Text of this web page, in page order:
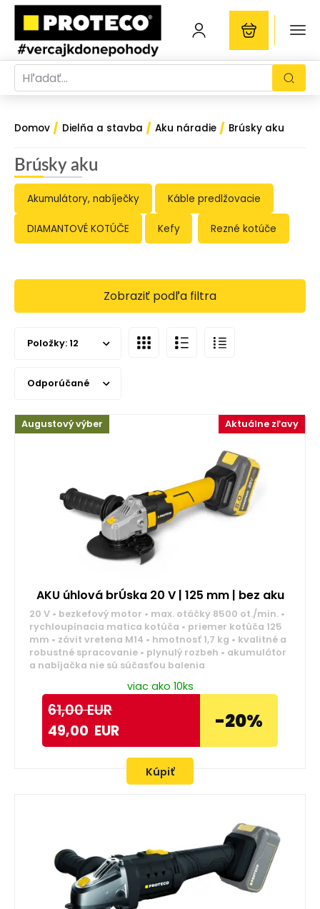
Domov / Dielňa a stavba / Aku náradie / Brúsky aku
Brúsky aku
Akumulátory, nabíječky Káble predlžovacie
DIAMANTOVÉ KOTÚČE Kefy Rezné kotúče
Zobraziť podľa filtra
Položky: 12
Odporúčané
Aktuálne zľavy
Augustový výber
AKU úhlová brÚska 20 V | 125 mm | bez aku
20 V • bezkefový motor • max. otáčky 8500 ot./min. •
rychloupínacia matica kotúča • priemer kotúča 125
mm • závit vretena M14 • hmotnosť 1,7 kg • kvalitné a
robustné spracovanie • plynulý rozbeh • akumulátor
a nabíjačka nie sú súčasťou balenia
viac ako 10ks
61,00EUR
49,00 EUR -20%
Kúpiť